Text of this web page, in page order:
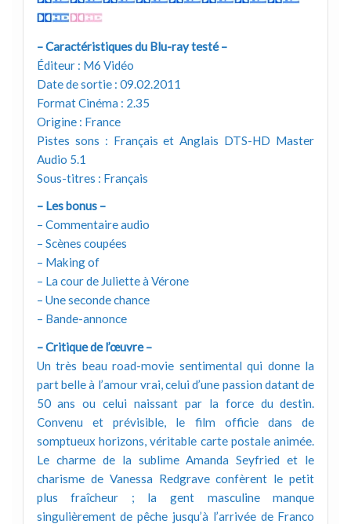
– Caractéristiques du Blu-ray testé –
Éditeur : M6 Vidéo
Date de sortie : 09.02.2011
Format Cinéma : 2.35
Origine : France
Pistes sons : Français et Anglais DTS-HD Master
Audio 5.1
Sous-titres : Français
– Les bonus –
– Commentaire audio
– Scènes coupées
– Making of
– La cour de Juliette à Vérone
– Une seconde chance
– Bande-annonce
– Critique de l’œuvre –
Un très beau road-movie sentimental qui donne la
part belle à l’amour vrai, celui d’une passion datant de
50 ans ou celui naissant par la force du destin.
Convenu et prévisible, le film officie dans de
somptueux horizons, véritable carte postale animée.
Le charme de la sublime Amanda Seyfried et le
charisme de Vanessa Redgrave confèrent le petit
plus fraîcheur ; la gent masculine manque
singulièrement de pêche jusqu’à l’arrivée de Franco